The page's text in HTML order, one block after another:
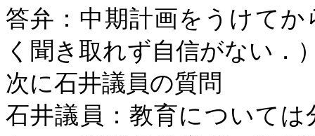
答弁：中期計画をうけて
く聞き取れず自信がない．
次に石井議員の質問
石井議員：教育について